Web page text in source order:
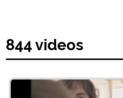
844 videos